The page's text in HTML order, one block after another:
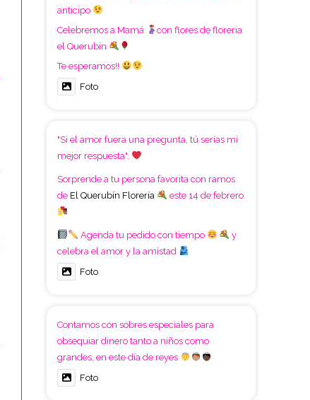
anticipo
Celebremos a Mamá
con flores de floreria
el Querubín
Te esperamos!!
Foto
"Si el amor fuera una pregunta, tú serías mi
mejor respuesta".
Sorprende a tu persona favorita con ramos
de El Querubín Florería este 14 de febrero
Agenda tu pedido con tiempo
y
celebra el amor y la amistad
Foto
Contamos con sobres especiales para
obsequiar dinero tanto a niños como
grandes, en este día de reyes
Foto